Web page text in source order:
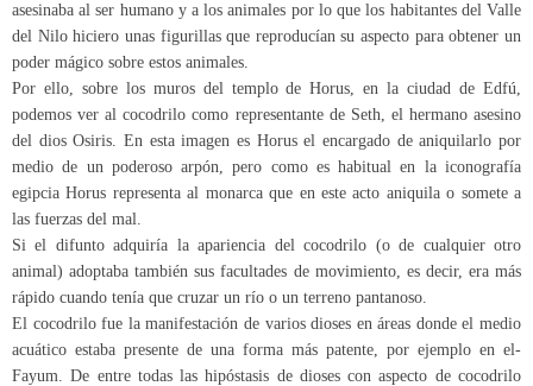
asesinaba al ser humano y a los animales por lo que los habitantes del Valle
del Nilo hiciero unas figurillas que reproducían su aspecto para obtener un
poder mágico sobre estos animales.
Por ello, sobre los muros del templo de Horus, en la ciudad de Edfú,
podemos ver al cocodrilo como representante de Seth, el hermano asesino
del dios Osiris. En esta imagen es Horus el encargado de aniquilarlo por
medio de un poderoso arpón, pero como es habitual en la iconografía
egipcia Horus representa al monarca que en este acto aniquila o somete a
las fuerzas del mal.
Si el difunto adquiría la apariencia del cocodrilo (o de cualquier otro
animal) adoptaba también sus facultades de movimiento, es decir, era más
rápido cuando tenía que cruzar un río o un terreno pantanoso.
El cocodrilo fue la manifestación de varios dioses en áreas donde el medio
acuático estaba presente de una forma más patente, por ejemplo en el-
Fayum. De entre todas las hipóstasis de dioses con aspecto de cocodrilo